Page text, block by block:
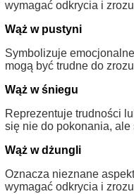
wymagać odkrycia i
Wąż w pustyni
Symbolizuje
mogą być trudne do
Wąż w śniegu
Reprezentuje trudności
się nie do pokonania,
Wąż w dżungli
Oznacza nieznane
wymagać odkrycia i